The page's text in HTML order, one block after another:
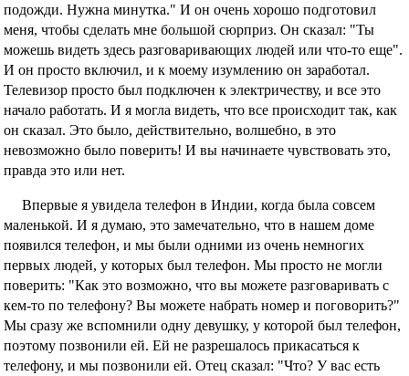
подожди. Нужна минутка." И он очень хорошо подготовил
меня, чтобы сделать мне большой сюрприз. Он сказал: "Ты
можешь видеть здесь разговаривающих людей или что-то еще".
И он просто включил, и к моему изумлению он заработал.
Телевизор просто был подключен к электричеству, и все это
начало работать. И я могла видеть, что все происходит так, как
он сказал. Это было, действительно, волшебно, в это
невозможно было поверить! И вы начинаете чувствовать это,
правда это или нет.
Впервые я увидела телефон в Индии, когда была совсем
маленькой. И я думаю, это замечательно, что в нашем доме
появился телефон, и мы были одними из очень немногих
первых людей, у которых был телефон. Мы просто не могли
поверить: "Как это возможно, что вы можете разговаривать с
кем-то по телефону? Вы можете набрать номер и поговорить?"
Мы сразу же вспомнили одну девушку, у которой был телефон,
поэтому позвонили ей. Ей не разрешалось прикасаться к
телефону, и мы позвонили ей. Отец сказал: "Что? У вас есть